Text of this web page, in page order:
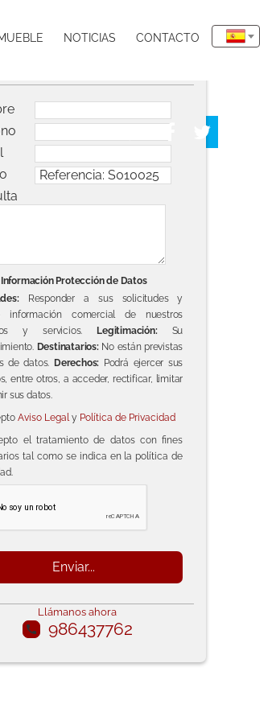
NOTICIAS CONTACTO
Información Protección de Datos
Responder a sus solicitudes y
información comercial de nuestros
y servicios.
Legitimación:Su
Destinatarios:No están previstas
de datos. Derechos: Podrá ejercer sus
entre otros, a acceder, rectificar, limitar
sus datos.
Aviso Legaly Política de Privacidad
el tratamiento de datos con fines
tal como se indica en la política de
Llámanos ahora
call 986437762